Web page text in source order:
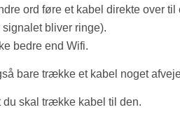
ord føre et kabel direkte over
bliver ringe).
bedre end Wifi.
bare trække et kabel noget
du skal trække kabel til den.